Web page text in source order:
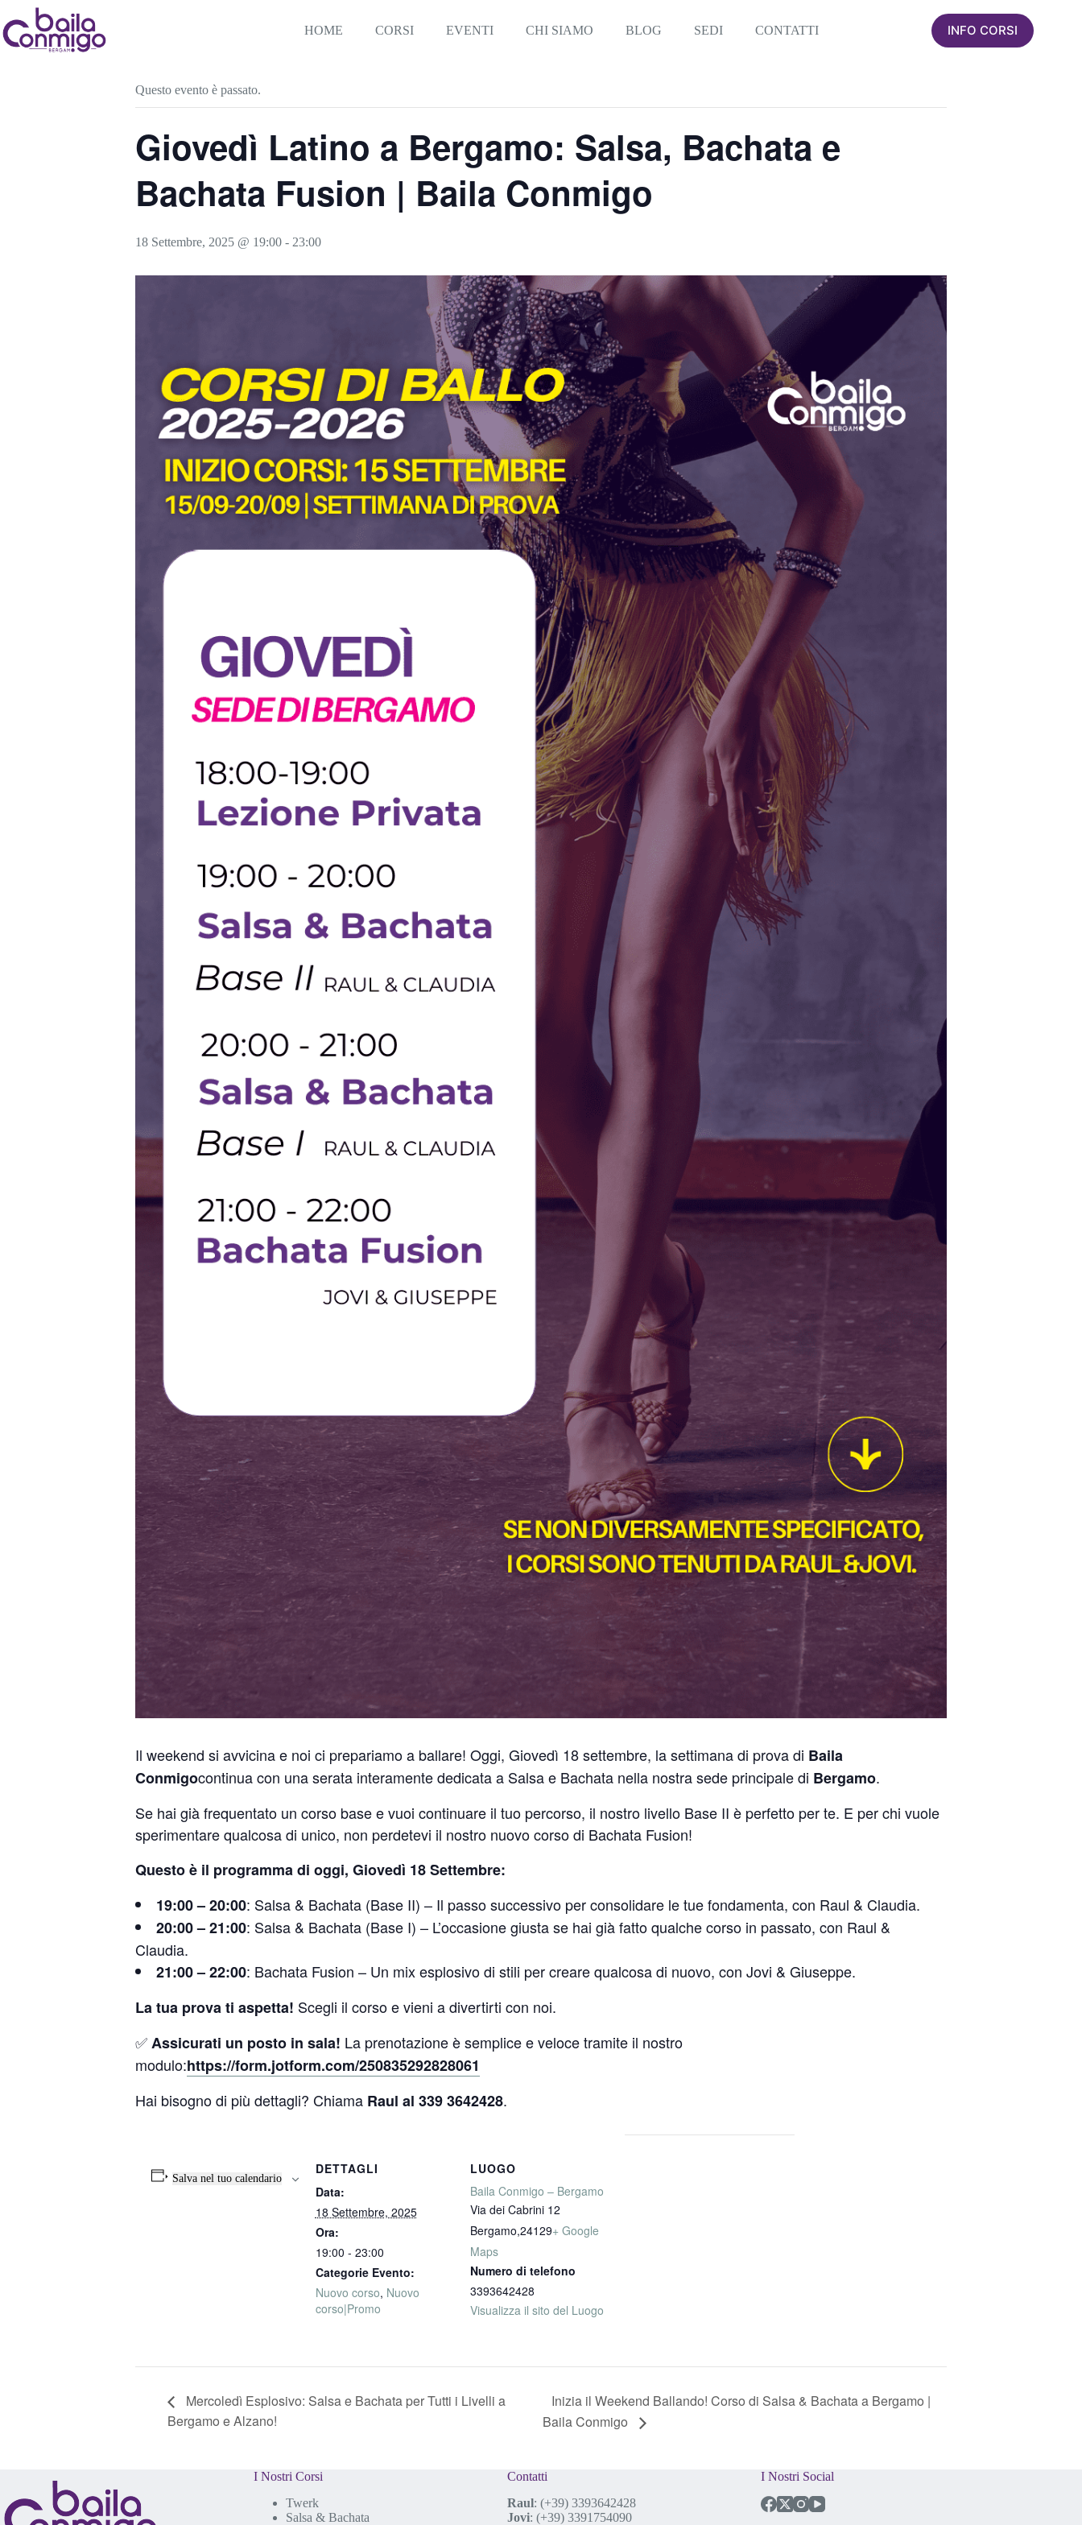
al
contenuto
HOME CORSI EVENTI CHI SIAMO BLOG SEDI CONTATTI INFO CORSI
Questo evento è passato.
Giovedì Latino a Bergamo: Salsa, Bachata e
Bachata Fusion | Baila Conmigo
18 Settembre, 2025 @ 19:00 - 23:00
Il weekend si avvicina e noi ci prepariamo a ballare! Oggi, Giovedì 18 settembre, la settimana di prova di Baila
Conmigocontinua con una serata interamente dedicata a Salsa e Bachata nella nostra sede principale di Bergamo.
Se hai già frequentato un corso base e vuoi continuare il tuo percorso, il nostro livello Base II è perfetto per te. E per chi vuole
sperimentare qualcosa di unico, non perdetevi il nostro nuovo corso di Bachata Fusion!
Questo è il programma di oggi, Giovedì 18 Settembre:
19:00 – 20:00: Salsa & Bachata (Base II) – Il passo successivo per consolidare le tue fondamenta, con Raul & Claudia.
20:00 – 21:00: Salsa & Bachata (Base I) – L’occasione giusta se hai già fatto qualche corso in passato, con Raul &
Claudia.
21:00 – 22:00: Bachata Fusion – Un mix esplosivo di stili per creare qualcosa di nuovo, con Jovi & Giuseppe.
La tua prova ti aspetta! Scegli il corso e vieni a divertirti con noi.
✅Assicurati un posto in sala! La prenotazione è semplice e veloce tramite il nostro
modulo:https://form.jotform.com/250835292828061
Hai bisogno di più dettagli? Chiama Raul al 339 3642428.
Salva nel tuo calendario
DETTAGLI
Data:
18 Settembre, 2025
Ora:
19:00 - 23:00
Categorie Evento:
Nuovo corso, Nuovo
corso|Promo
LUOGO
Baila Conmigo – Bergamo
Via dei Cabrini 12
Bergamo,24129+ Google
Maps
Numero di telefono
3393642428
Visualizza il sito del Luogo
Mercoledì Esplosivo: Salsa e Bachata per Tutti i Livelli a
Bergamo e Alzano!
Inizia il Weekend Ballando! Corso di Salsa & Bachata a Bergamo |
Baila Conmigo
I Nostri Corsi
Twerk
Salsa & Bachata
Contatti
Raul: (+39) 3393642428
Jovi: (+39) 3391754090
I Nostri Social